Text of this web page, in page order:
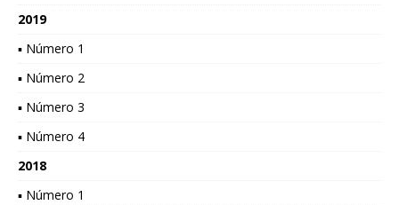
2019
▪ Número 1
▪ Número 2
▪ Número 3
▪ Número 4
2018
▪ Número 1